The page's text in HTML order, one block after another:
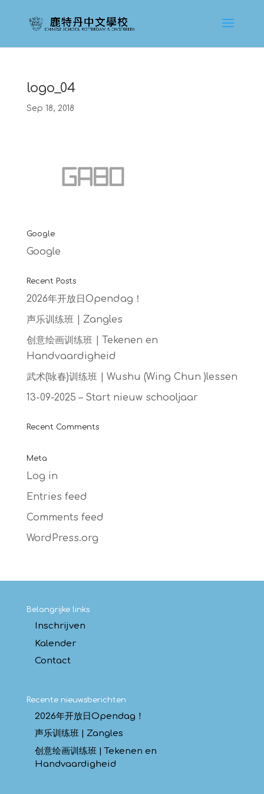
logo_04
Sep 18, 2018
Google
Google
Recent Posts
2026年开放日Opendag！
声乐训练班 | Zangles
创意绘画训练班 | Tekenen en
Handvaardigheid
武术(咏春)训练班 | Wushu (Wing Chun )lessen
13-09-2025 – Start nieuw schooljaar
Recent Comments
Meta
Log in
Entries feed
Comments feed
WordPress.org
Belangrijke links
Inschrijven
Kalender
Contact
Recente nieuwsberichten
2026年开放日Opendag！
声乐训练班 | Zangles
创意绘画训练班 | Tekenen en
Handvaardigheid